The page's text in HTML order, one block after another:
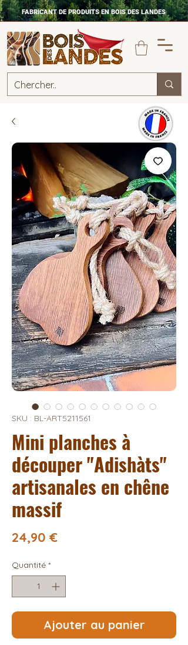
FABRICANT DE PRODUITS EN BOIS DES LANDES
SKU : BL-ART5211561
Mini planches à
découper "Adishàts"
artisanales en chêne
massif
24,90 €Prix
Quantité *
Ajouter au panier